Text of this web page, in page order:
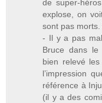
de super-
explose, on
sont pas morts.
- Il y a pas
Bruce dans le
bien relevé
l’impression
référence à
(il y a des